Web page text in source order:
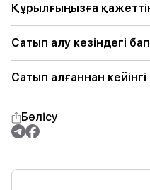
Құрылғыңызға
Сатып алу кезіндегі
Сатып алғаннан
Бөлісу